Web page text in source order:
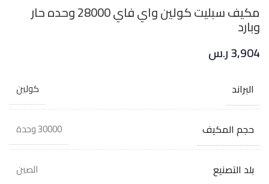
مكيف سبليت كولين واي فاي 28000 وحده حار
وبارد
3,904ر.س
البراند كولين
حجم المكيف 30000 وحدة
بلد التصنيع
الصين